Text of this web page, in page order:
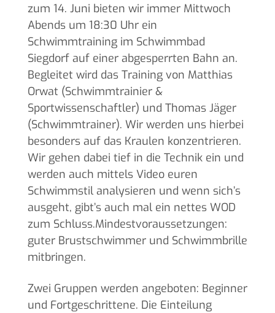
zum 14. Juni bieten wir immer Mittwoch
Abends um 18:30 Uhr ein
Schwimmtraining im Schwimmbad
Siegdorf auf einer abgesperrten Bahn an.
Begleitet wird das Training von Matthias
Orwat (Schwimmtrainier &
Sportwissenschaftler) und Thomas Jäger
(Schwimmtrainer). Wir werden uns hierbei
besonders auf das Kraulen konzentrieren.
Wir gehen dabei tief in die Technik ein und
werden auch mittels Video euren
Schwimmstil analysieren und wenn sich’s
ausgeht, gibt’s auch mal ein nettes WOD
zum Schluss.Mindestvoraussetzungen:
guter Brustschwimmer und Schwimmbrille
mitbringen.
Zwei Gruppen werden angeboten: Beginner
und Fortgeschrittene. Die Einteilung